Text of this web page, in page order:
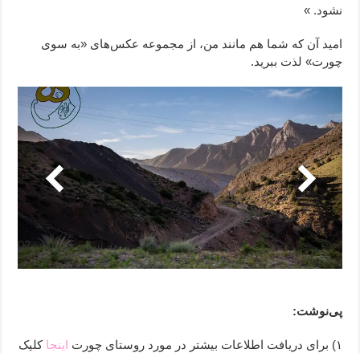
نشود. »
امید آن که شما هم مانند من، از مجموعه عکس‌های «به سوی
چورت» لذت ببرید.
به ‌سوی چورت _ 02
پی‌نوشت:
۱) برای دریافت اطلاعات بیشتر در مورد روستای چورت اینجا کلیک